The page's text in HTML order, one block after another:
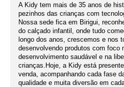
A Kidy tem mais de 35 anos de
pezinhos das crianças com
Nossa sede fica em Birigui,
do calçado infantil, onde tudo
longo dos anos, crescemos e nos
desenvolvendo produtos com foco
desenvolvimento saudável e na
crianças.Hoje, a Kidy está
venda, acompanhando cada fase
qualidade e muita diversão em